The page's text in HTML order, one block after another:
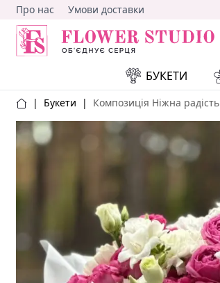
Про нас Умови доставки
БУКЕТИ
| Букети | Композиція Ніжна радість